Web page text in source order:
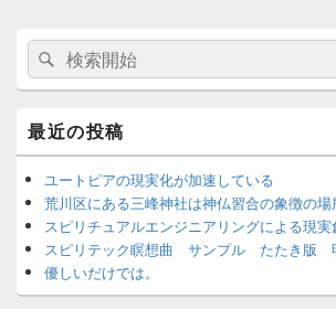
メ
ン
サ
ド
バ
ー
ウ
ェ
ッ
ト
検
索
対
象:
検
索
最近の投稿
ユートピアの現実化が加速している
荒川区にある三峰神社は神仏習合の象徴の場
スピリチュアルエンジニアリングによる現
スピリテック瞑想曲 サンプル たたき版
優しいだけでは。